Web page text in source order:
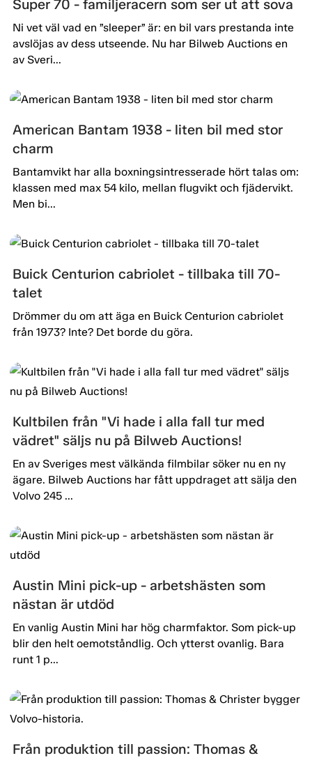
Super 70 - familjeracern som ser ut att sova
Ni vet väl vad en ”sleeper” är: en bil vars prestanda inte
avslöjas av dess utseende. Nu har Bilweb Auctions en
av Sveri...
American Bantam 1938 - liten bil med stor
charm
Bantamvikt har alla boxningsintresserade hört talas om:
klassen med max 54 kilo, mellan flugvikt och fjädervikt.
Men bi...
Buick Centurion cabriolet - tillbaka till 70-
talet
Drömmer du om att äga en Buick Centurion cabriolet
från 1973? Inte? Det borde du göra.
Kultbilen från "Vi hade i alla fall tur med
vädret" säljs nu på Bilweb Auctions!
En av Sveriges mest välkända filmbilar söker nu en ny
ägare. Bilweb Auctions har fått uppdraget att sälja den
Volvo 245 ...
Austin Mini pick-up - arbetshästen som
nästan är utdöd
En vanlig Austin Mini har hög charmfaktor. Som pick-up
blir den helt oemotståndlig. Och ytterst ovanlig. Bara
runt 1 p...
Från produktion till passion: Thomas &